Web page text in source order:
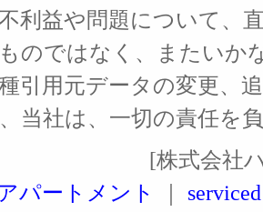
利益や問題について、
のではなく、またいか
引用元データの変更、
当社は、一切の責任を
[株式会社
パートメント